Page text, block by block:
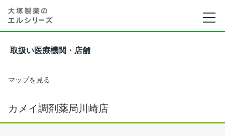
取扱い医療機関・店舗
マップを見る
カメイ調剤薬局川崎店